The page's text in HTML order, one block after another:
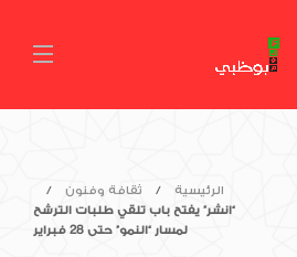
الرئيسية
ثقافة وفنون
“انشر” يفتح باب تلقي طلبات الترشح
لمسار “النمو” حتى 28 فبراير